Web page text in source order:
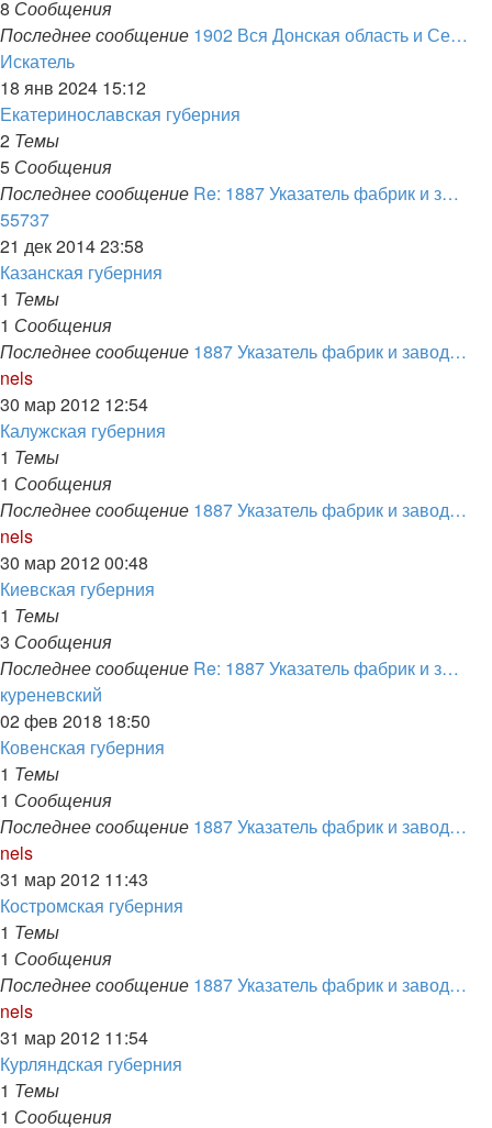
8 Сообщения
Последнее сообщение 1902 Вся Донская область и Се…
ИскательПерейти
к
последнему
18 янв 2024 15:12
Екатеринославская губерния
2 Темы
5 Сообщения
Последнее сообщение Re: 1887 Указатель фабрик и з…
55737Перейти
к
последнему
сообщению
21 дек 2014 23:58
Казанская губерния
1 Темы
1 Сообщения
Последнее сообщение 1887 Указатель фабрик и завод…
nelsПерейти
к
последнему
сообщению
30 мар 2012 12:54
Калужская губерния
1 Темы
1 Сообщения
Последнее сообщение 1887 Указатель фабрик и завод…
nelsПерейти
к
последнему
сообщению
30 мар 2012 00:48
Киевская губерния
1 Темы
3 Сообщения
Последнее сообщение Re: 1887 Указатель фабрик и з…
куреневский
к
последнему
02 фев 2018 18:50
Ковенская губерния
1 Темы
1 Сообщения
Последнее сообщение 1887 Указатель фабрик и завод…
nelsПерейти
к
последнему
сообщению
31 мар 2012 11:43
Костромская губерния
1 Темы
1 Сообщения
Последнее сообщение 1887 Указатель фабрик и завод…
nelsПерейти
к
последнему
сообщению
31 мар 2012 11:54
Курляндская губерния
1 Темы
1 Сообщения